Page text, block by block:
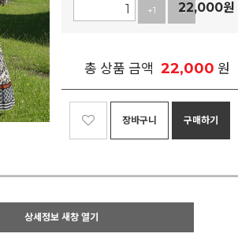
+1 -1
22,000원
총 상품 금액 22,000 원
장바구니 구매하기
상세정보 새창 열기